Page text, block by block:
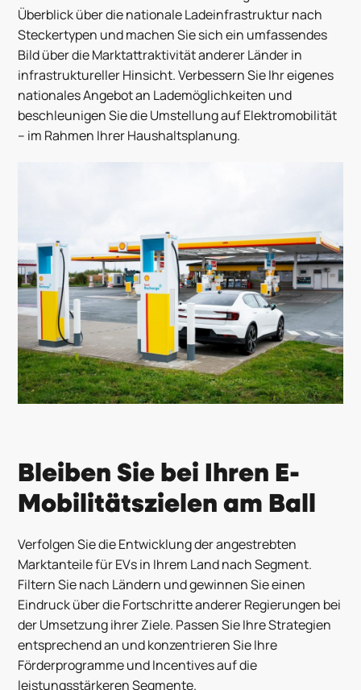
Überblick über die nationale Ladeinfrastruktur nach
Steckertypen und machen Sie sich ein umfassendes
BildüberdieMarktattraktivitätanderer Länderin
infrastruktureller Hinsicht. Verbessern Sie Ihr eigenes
nationales Angebot an Lademöglichkeiten und
beschleunigen SiedieUmstellung auf Elektromobilität
– im Rahmen Ihrer Haushaltsplanung.
Bleiben Sie bei Ihren E-
Mobilitätszielen am Ball
Verfolgen Sie die Entwicklung derangestrebten
Marktanteile für EVsin Ihrem Land nach Segment.
Filtern Sie nach Ländern und gewinnen Sie einen
Eindruck über die Fortschritte anderer Regierungen bei
der Umsetzungihrer Ziele. Passen Sie Ihre Strategien
entsprechendan undkonzentrieren Sie Ihre
Förderprogramme und Incentives auf die
leistungsstärkeren Segmente.